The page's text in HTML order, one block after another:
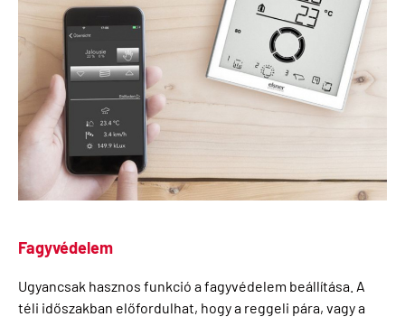
Fagyvédelem
Ugyancsak hasznos funkció a fagyvédelem beállítása. A
téli időszakban előfordulhat, hogy a reggeli pára, vagy a